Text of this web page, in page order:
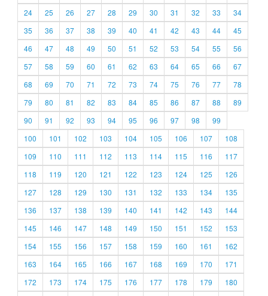
24
25 26 27 28 29 30 31 32 33
34
35
36 37 38 39 40 41 42 43 44
45
46
47 48 49 50 51 52 53 54 55
56
57
58 59 60 61 62 63 64 65 66
67
68
69 70 71 72 73 74 75 76 77
78
79
80 81 82 83 84 85 86 87 88
89
90
91 92 93 94 95 96 97 98
99
100
101 102 103 104 105 106 107
108
109
110 111 112 113 114 115 116
117
118
119 120 121 122 123 124 125
126
127
128 129 130 131 132 133 134
135
136
137 138 139 140 141 142 143
144
145
146 147 148 149 150 151 152
153
154
155 156 157 158 159 160 161
162
163
164 165 166 167 168 169 170
171
172
173 174 175 176 177 178 179
180